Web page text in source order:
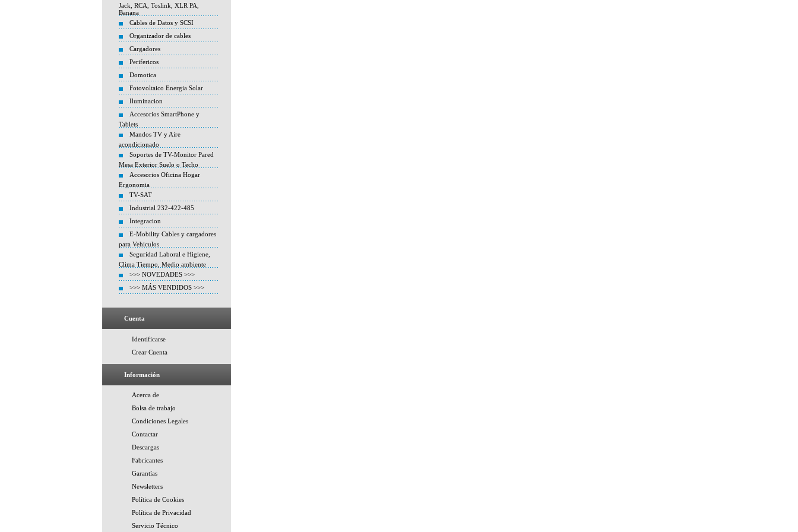
Jack, RCA, Toslink, XLR PA,
Banana
Cables de Datos y SCSI
Organizador de cables
Cargadores
Perifericos
Domotica
Fotovoltaico Energia Solar
Iluminacion
Accesorios SmartPhone y
Tablets
Mandos TV y Aire
acondicionado
Soportes de TV-Monitor Pared
Mesa Exterior Suelo o Techo
Accesorios Oficina Hogar
Ergonomia
TV-SAT
Industrial 232-422-485
Integracion
E-Mobility Cables y cargadores
para Vehiculos
Seguridad Laboral e Higiene,
Clima Tiempo, Medio ambiente
>>> NOVEDADES >>>
>>> MÁS VENDIDOS >>>
Cuenta
Identificarse
Crear Cuenta
Información
Acerca de
Bolsa de trabajo
Condiciones Legales
Contactar
Descargas
Fabricantes
Garantías
Newsletters
Política de Cookies
Política de Privacidad
Servicio Técnico